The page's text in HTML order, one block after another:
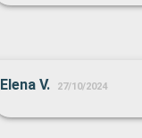
Elena V. 27/10/2024